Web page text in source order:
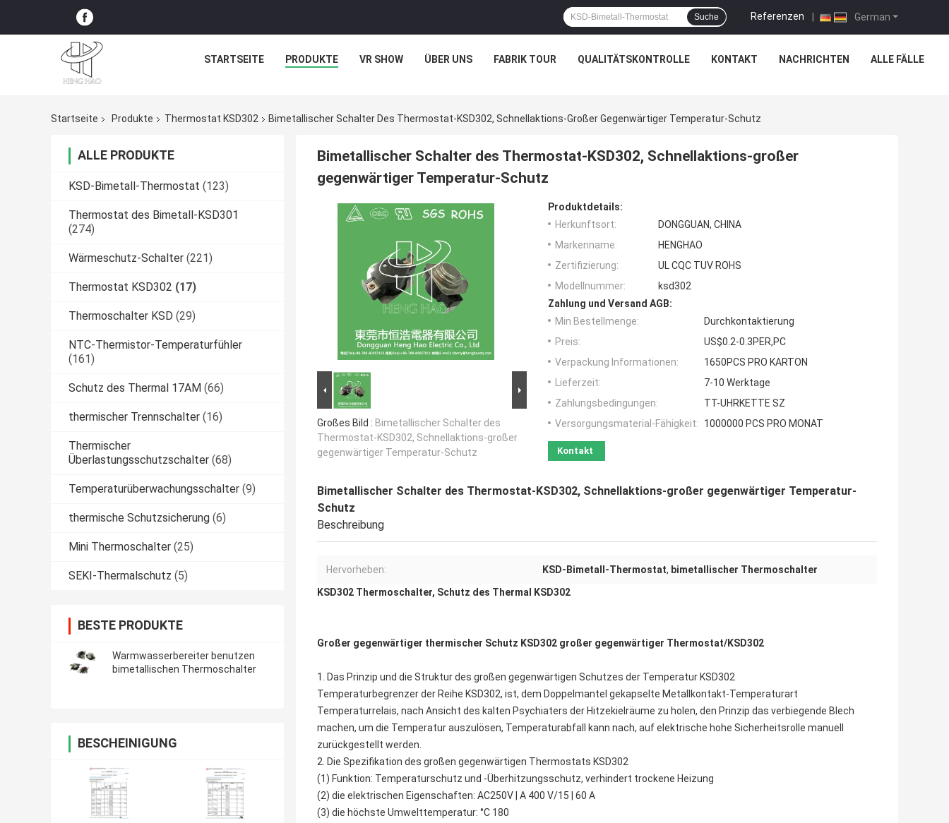
German
Referenzen |
Suche
STARTSEITE PRODUKTE VR SHOW ÜBER UNS FABRIK TOUR QUALITÄTSKONTROLLE KONTAKT NACHRICHTEN ALLE FÄLLE
Startseite Produkte Thermostat KSD302 Bimetallischer Schalter Des Thermostat-KSD302, Schnellaktions-Großer Gegenwärtiger Temperatur-Schutz
ALLE PRODUKTE
KSD-Bimetall-Thermostat (123)
Thermostat des Bimetall-KSD301
(274)
Wärmeschutz-Schalter (221)
Thermostat KSD302 (17)
Thermoschalter KSD (29)
NTC-Thermistor-Temperaturfühler
(161)
Schutz des Thermal 17AM (66)
thermischer Trennschalter (16)
Thermischer
Überlastungsschutzschalter (68)
Temperaturüberwachungsschalter (9)
thermische Schutzsicherung (6)
Mini Thermoschalter (25)
SEKI-Thermalschutz (5)
BESTE PRODUKTE
Warmwasserbereiter benutzen
bimetallischen Thermoschalter
BESCHEINIGUNG
Bimetallischer Schalter des Thermostat-KSD302, Schnellaktions-großer
gegenwärtiger Temperatur-Schutz
Großes Bild : Bimetallischer Schalter des
Thermostat-KSD302, Schnellaktions-großer
gegenwärtiger Temperatur-Schutz
Produktdetails:
Herkunftsort:
DONGGUAN, CHINA
Markenname:
HENGHAO
Zertifizierung:
UL CQC TUV ROHS
Modellnummer:
ksd302
Zahlung und Versand AGB:
Min Bestellmenge:
Durchkontaktierung
Preis:
US$0.2-0.3PER,PC
Verpackung Informationen:
1650PCS PRO KARTON
Lieferzeit:
7-10 Werktage
Zahlungsbedingungen:
TT-UHRKETTE SZ
Versorgungsmaterial-Fähigkeit:
1000000 PCS PRO MONAT
Kontakt
Bimetallischer Schalter des Thermostat-KSD302, Schnellaktions-großer gegenwärtiger Temperatur-
Schutz
Beschreibung
Hervorheben: KSD-Bimetall-Thermostat, bimetallischer Thermoschalter
KSD302 Thermoschalter, Schutz des Thermal KSD302
Großer gegenwärtiger thermischer Schutz KSD302 großer gegenwärtiger Thermostat/KSD302
1. Das Prinzip und die Struktur des großen gegenwärtigen Schutzes der Temperatur KSD302
Temperaturbegrenzer der Reihe KSD302, ist, dem Doppelmantel gekapselte Metallkontakt-Temperaturart
Temperaturrelais, nach Ansicht des kalten Psychiaters der Hitzekielräume zu holen, den Prinzip das verbiegende Blech
machen, um die Temperatur auszulösen, Temperaturabfall kann nach, auf elektrische hohe Sicherheitsrolle manuell
zurückgestellt werden.
2. Die Spezifikation des großen gegenwärtigen Thermostats KSD302
(1) Funktion: Temperaturschutz und -Überhitzungsschutz, verhindert trockene Heizung
(2) die elektrischen Eigenschaften: AC250V | A 400 V/15 | 60 A
(3) die höchste Umwelttemperatur: °C 180